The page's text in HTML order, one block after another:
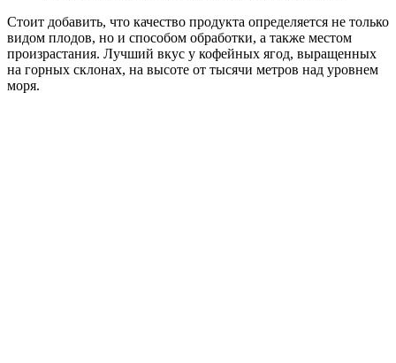
Стоит добавить, что качество продукта определяется не только
видом плодов, но и способом обработки, а также местом
произрастания. Лучший вкус у кофейных ягод, выращенных
на горных склонах, на высоте от тысячи метров над уровнем
моря.